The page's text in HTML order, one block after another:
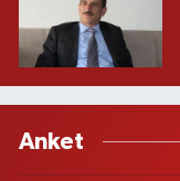
Anket